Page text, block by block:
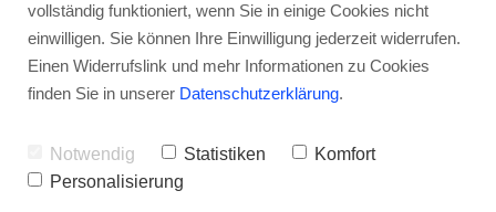
Familientherapie
Businesscoaching
vollständig funktioniert, wenn Sie in einige Cookies nicht
einwilligen. Sie können Ihre Einwilligung jederzeit widerrufen.
Einen Widerrufslink und mehr Informationen zu Cookies
finden Sie in unserer Datenschutzerklärung.
Notwendig Statistiken
Komfort
Personalisierung